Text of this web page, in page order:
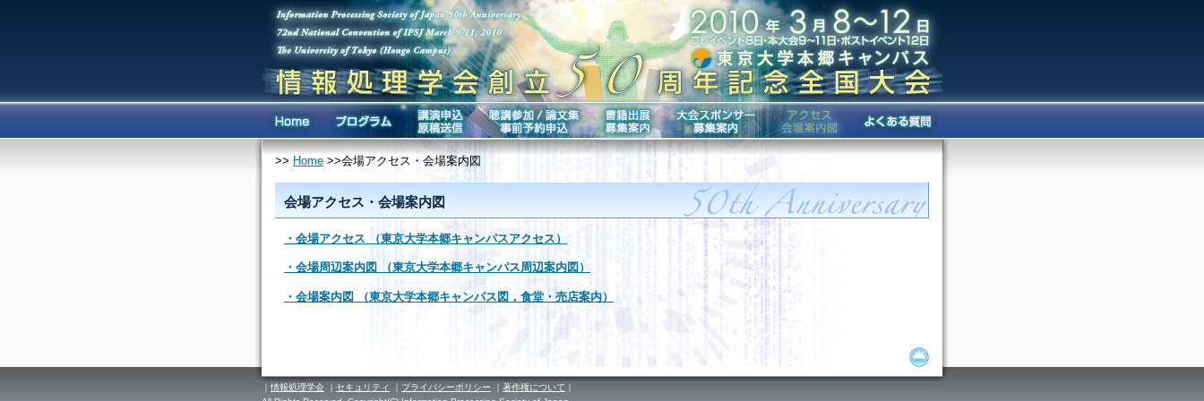
>> Home >>会場アクセス・会場案内図
会場アクセス・会場案内図
・会場アクセス （東京大学本郷キャンパスアクセス）
・会場周辺案内図 （東京大学本郷キャンパス周辺案内図）
・会場案内図 （東京大学本郷キャンパス図，食堂・売店案内）
｜ 情報処理学会 ｜ セキュリティ ｜ プライバシーポリシー ｜ 著作権について ｜